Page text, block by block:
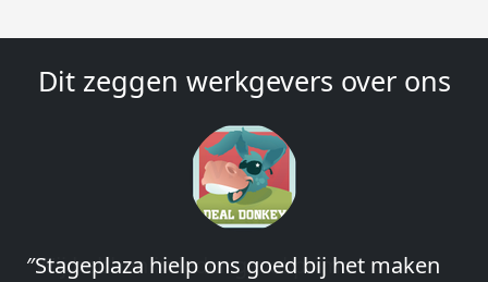
Dit zeggen werkgevers over ons
″Wij hebben in ieder geval prima